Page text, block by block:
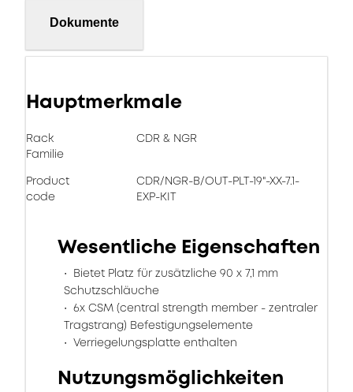
Dokumente
Hauptmerkmale
Rack
Familie
CDR & NGR
Product
code
CDR/NGR-B/OUT-PLT-19"-XX-7.1-
EXP-KIT
Wesentliche Eigenschaften
Bietet Platz für zusätzliche 90 x 7,1 mm
Schutzschläuche
6x CSM (central strength member - zentraler
Tragstrang) Befestigungselemente
Verriegelungsplatte enthalten
Nutzungsmöglichkeiten